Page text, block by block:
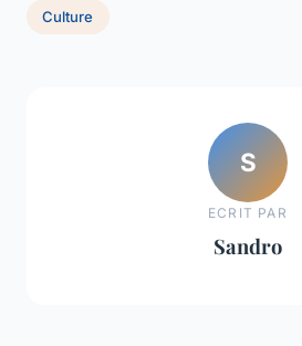
Culture
S
ECRIT PAR
Sandro